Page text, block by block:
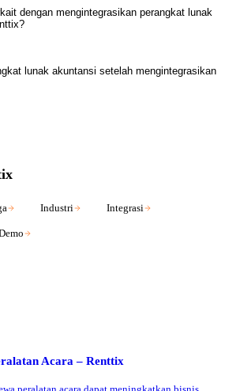
dengan mengintegrasikan perangkat lunak
lunak akuntansi setelah mengintegrasikan
Industri Integrasi
Acara – Renttix